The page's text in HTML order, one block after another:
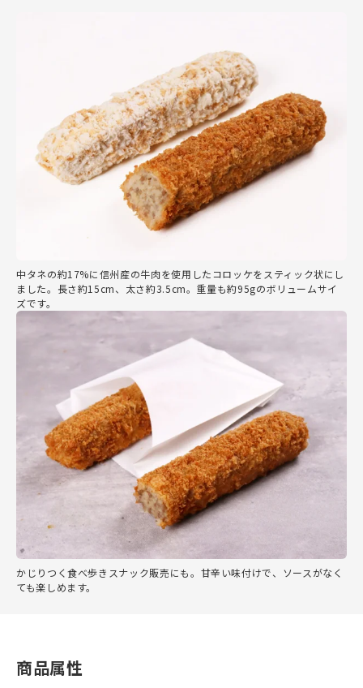
中タネの約17%に信州産の牛肉を使用したコロッケをスティック状にし
ました。長さ約15cm、太さ約3.5cm。重量も約95gのボリュームサイ
ズです。
かじりつく食べ歩きスナック販売にも。甘辛い味付けで、ソースがなく
ても楽しめます。
商品属性